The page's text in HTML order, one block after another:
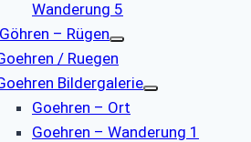
Wanderung 5
– Rügen
/ Ruegen
Bildergalerie
Goehren – Ort
Goehren – Wanderung 1